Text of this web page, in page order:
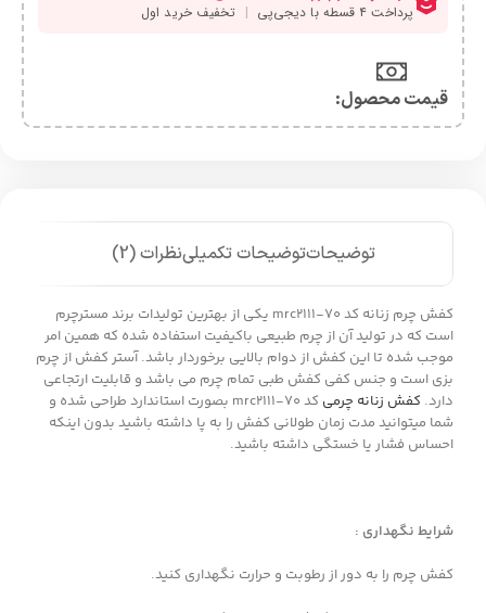
قیمت محصول:​
توضیحاتتوضیحات تکمیلینظرات (2)
کفش چرم زنانه کد mrc2111-70 یکی از بهترین تولیدات برند مسترچرم
است که در تولید آن از چرم طبیعی باکیفیت استفاده شده که همین امر
موجب شده تا این کفش از دوام بالایی برخوردار باشد. آستر کفش از چرم
بزی است و جنس کفی کفش طبی تمام چرم می باشد و قابلیت ارتجاعی
دارد. کفش زنانه چرمی
کد mrc2111-70 بصورت استاندارد طراحی شده و
شما میتوانید مدت زمان طولانی کفش را به پا داشته باشید بدون اینکه
احساس فشار یا خستگی داشته باشید.
شرایط نگهداری :
کفش چرم را به دور از رطوبت و حرارت نگهداری کنید.